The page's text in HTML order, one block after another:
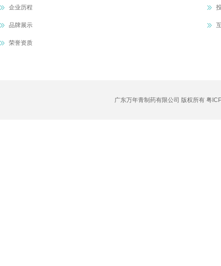
企业历程
品牌展示
荣誉资质
广东万年青制药有限公司 版权所有 粤